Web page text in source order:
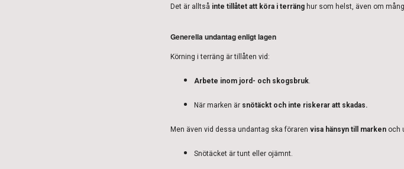
Det är alltså inte tillåtet att köra i terräng hur som helst, även om
Generella undantag enligt lagen
Körning i terräng är tillåten vid:
Arbete inom jord- och skogsbruk.
När marken är snötäckt och inte riskerar att skadas.
Men även vid dessa undantag ska föraren visa hänsyn till marken och
Snötäcket är tunt eller ojämnt.